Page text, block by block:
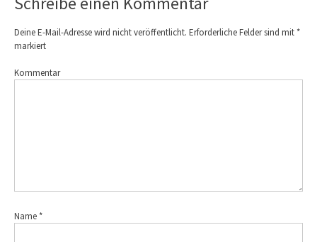
Deine E-Mail-Adresse wird nicht veröffentlicht. Erforderliche Felder sind mit *
markiert
Kommentar
Name *